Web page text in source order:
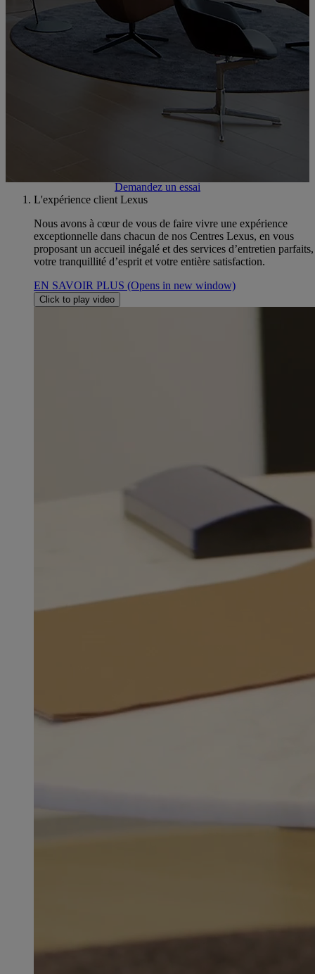
Service commercial, Atelier, Carrosserie, Centre Lexus
Business, Peinture, Pièces de rechange, Véhicules d'occasion
Prenez un rendez-vous atelier
Demandez un essai
L'expérience client Lexus
Nous avons à cœur de vous de faire vivre une expérience
exceptionnelle dans chacun de nos Centres Lexus, en vous
proposant un accueil inégalé et des services d’entretien
votre tranquillité d’esprit et votre entière satisfaction.
EN SAVOIR PLUS (Opens in new window)
Click to play video